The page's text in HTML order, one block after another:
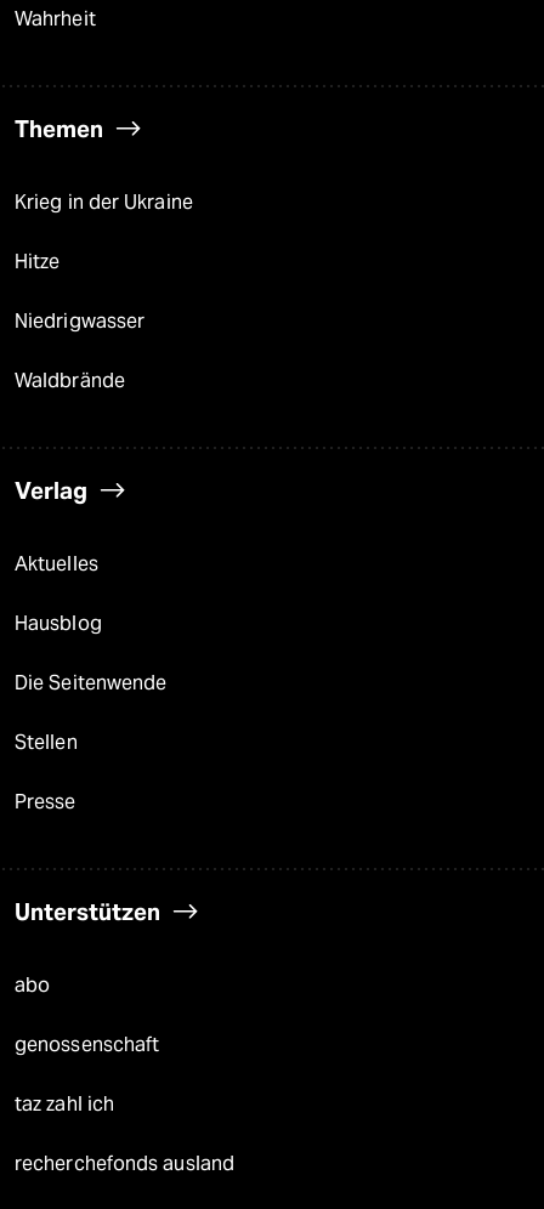
Wahrheit
Themen
Krieg in der Ukraine
Hitze
Niedrigwasser
Waldbrände
Verlag
Aktuelles
Hausblog
Die Seitenwende
Stellen
Presse
Unterstützen
abo
genossenschaft
taz zahl ich
recherchefonds ausland